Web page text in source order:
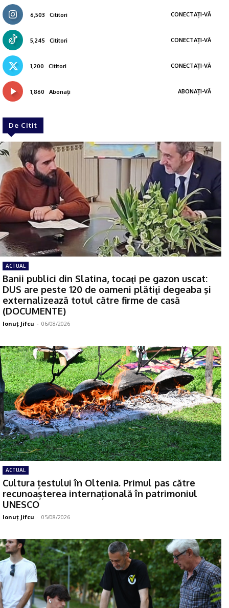
6,503 Cititori CONECTAȚI-VĂ
5,245 Cititori CONECTAȚI-VĂ
1,200 Cititori CONECTAȚI-VĂ
1,860 Abonați ABONAȚI-VĂ
De Citit
ACTUAL
Banii publici din Slatina, tocaţi pe gazon uscat:
DUS are peste 120 de oameni plătiţi degeaba şi
externalizează totul către firme de casă
(DOCUMENTE)
Ionuţ Jifcu - 06/08/2026
ACTUAL
Cultura țestului în Oltenia. Primul pas către
recunoașterea internațională în patrimoniul
UNESCO
Ionuţ Jifcu - 05/08/2026